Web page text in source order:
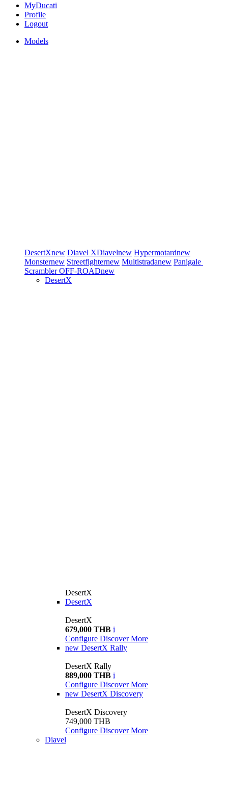
MyDucati
Profile
Logout
Models
DesertXnew Diavel XDiavelnew Hypermotardnew
Monsternew Streetfighternew Multistradanew Panigale
ScramblerOFF-ROADnew
DesertX
DesertX
DesertX
DesertX
679,000 THB i
Configure Discover More
new DesertX Rally
DesertX Rally
889,000 THB i
Configure Discover More
new DesertX Discovery
DesertX Discovery
749,000 THB
Configure Discover More
Diavel